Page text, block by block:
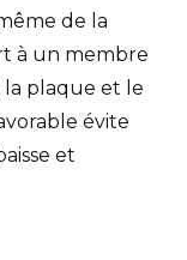
de la
à un membre
plaque et le
évite
et